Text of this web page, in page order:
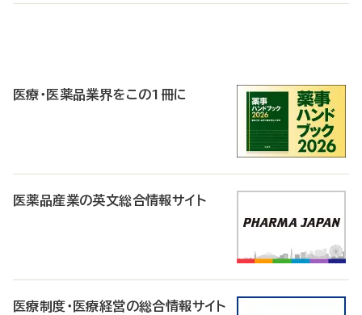
医療・医薬品業界をこの1冊に
医薬品産業の英文総合情報サイト
医療制度・医療経営の総合情報サイト